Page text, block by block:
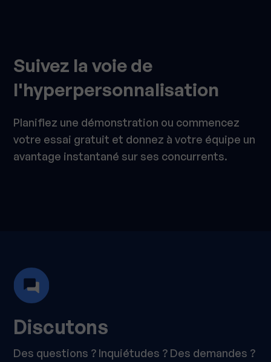
Suivez la voie de
l'hyperpersonnalisation
Planifiez une démonstration ou commencez
votre essai gratuit et donnez à votre équipe un
avantage instantané sur ses concurrents.
Discutons
Des questions ? Inquiétudes ? Des demandes ?